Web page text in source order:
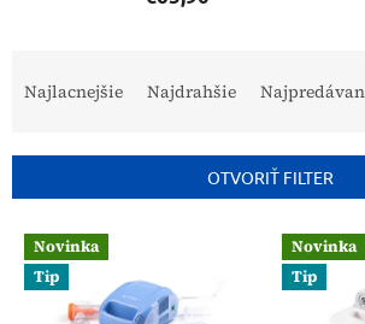
i
o
Najlacnejšie Najdrahšie
OTVORIŤ FILTER
V
p
Novinka
Tip
Novinka
Tip